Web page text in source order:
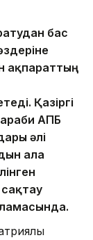
бас
ақпараттың
Қазіргі
АПБ
әлі
ала